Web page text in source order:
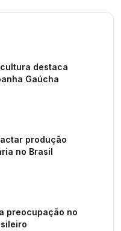
destaca
Gaúcha
produção
no Brasil
preocupação no